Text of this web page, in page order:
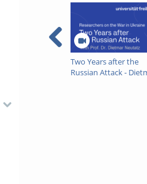
dem kommunistischen
scheint diese Freiheitsliebe
Ronald Wendorf fragt nach
Antwort ist die Behörde
Demokratischen Republik.
erklärten Demokratielehrer
Ronald Wendorf, Felix
Two Years after the
Russian Attack -